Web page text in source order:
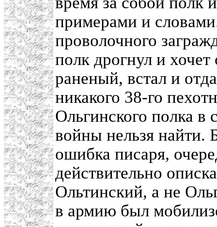
примерами и
проволочного
полк дрогнул и
раненый, встал и
никакого 38-го
Ольгинского полка в
войны нельзя найти.
ошибка писаря,
действительно
Ольтинский, а не
в армию был